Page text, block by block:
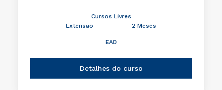
Cursos Livres
Extensão
2 Meses
EAD
Detalhes do curso